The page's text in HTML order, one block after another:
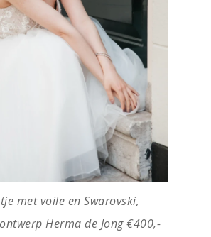
met voile en Swarovski,
Herma de Jong €400,-